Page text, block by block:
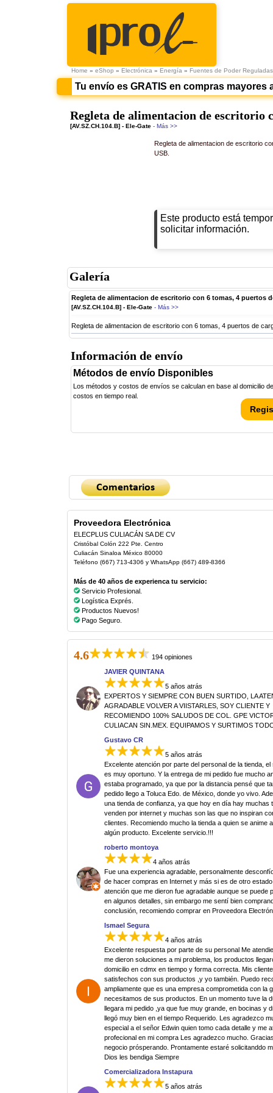
Home » eShop » Electrónica » Energía » Fuentes de Poder Reguladas
Tu envío es GRATIS en compras mayores
Regleta de alimentacion de escritorio
[AV.SZ.CH.104.B] - Ele-Gate - Más >>
Regleta de alimentacion de escritorio
USB.
Este producto está
solicitar información.
Galería
Regleta de alimentacion de escritorio con 6 tomas, 4 puertos
[AV.SZ.CH.104.B] - Ele-Gate - Más >>
Regleta de alimentacion de escritorio con 6 tomas, 4 puertos de
Información de envío
Métodos de envío Disponibles
Los métodos y costos de envíos se calculan en base al domicilio
costos en tiempo real.
Proveedora Electrónica
ELECPLUS CULIACÁN SA DE CV
Cristóbal Colón 222 Pte. Centro
Culiacán Sinaloa México 80000
Teléfono (667) 713-4306 y WhatsApp (667) 489-8366
Más de 40 años de experienca tu servicio:
Servicio Profesional.
Logística Exprés.
Productos Nuevos!
Pago Seguro.
4.6
194 opiniones
JAVIER QUINTANA
5 años atrás
EXPERTOS Y SIEMPRE CON BUEN SURTIDO, LA
AGRADABLE VOLVER A VIISTARLES, SOY CLIENTE Y
RECOMIENDO 100% SALUDOS DE COL. GPE
CULIACAN SIN.MEX. EQUIPAMOS Y SURTIMOS
Gustavo CR
5 años atrás
Excelente atención por parte del personal de la tienda, el
es muy oportuno. Y la entrega de mi pedido fue mucho
estaba programado, ya que por la distancia pensé que
pedido llego a Toluca Edo. de México, donde yo vivo.
una tienda de confianza, ya que hoy en día hay muchas
venden por internet y muchas son las que no inspiran
clientes. Recomiendo mucho la tienda a quien se anime
algún producto. Excelente servicio.!!!
roberto montoya
4 años atrás
Fue una experiencia agradable, personalmente
de hacer compras en Internet y más si es de otro
atención que me dieron fue agradable aunque se puede
en algunos detalles, sin embargo me sentí bien
conclusión, recomiendo comprar en Proveedora
Ismael Segura
4 años atrás
Excelente respuesta por parte de su personal Me
me dieron soluciones a mi problema, los productos
domicilio en cdmx en tiempo y forma correcta. Mis
satisfechos con sus productos ,y yo también. Puedo
ampliamente que es una empresa comprometida con la
necesitamos de sus productos. En un momento tuve la
llegara mi pedido ,ya que fue muy grande, en bocinas y
llegó muy bien en el tiempo Requerido. Les agradezco
especial a el señor Edwin quien tomo cada detalle y me
profecional en mi compra Les agradezco mucho.
negocio prósperando. Prontamente estaré solicitanddo
Dios les bendiga Siempre
Comercializadora Instapura
5 años atrás